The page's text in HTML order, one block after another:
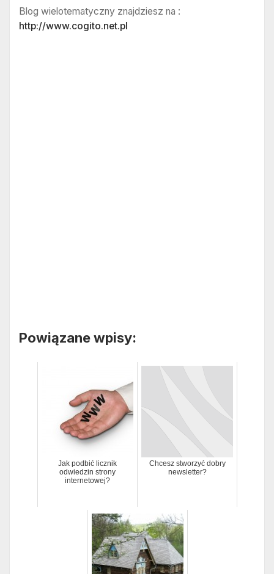
Blog wielotematyczny znajdziesz na :
http://www.cogito.net.pl
Powiązane wpisy:
Jak podbić licznik
odwiedzin strony
internetowej?
Chcesz stworzyć dobry
newsletter?